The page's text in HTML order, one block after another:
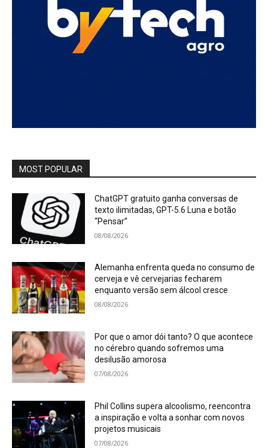
MOST POPULAR
ChatGPT gratuito ganha conversas de
texto ilimitadas, GPT-5.6 Luna e botão
“Pensar”
08/08/2026
Alemanha enfrenta queda no consumo de
cerveja e vê cervejarias fecharem
enquanto versão sem álcool cresce
08/08/2026
Por que o amor dói tanto? O que acontece
no cérebro quando sofremos uma
desilusão amorosa
07/08/2026
Phil Collins supera alcoolismo, reencontra
a inspiração e volta a sonhar com novos
projetos musicais
07/08/2026